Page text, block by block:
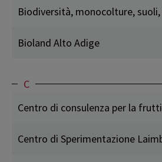
Biodiversità, monocolture,
Bioland Alto Adige
C
Centro di Sperimentazione